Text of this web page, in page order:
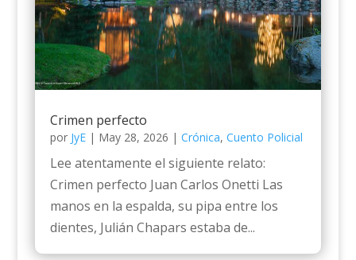
Crimen perfecto
por JyE| May 28, 2026 | Crónica, Cuento Policial
Lee atentamente el siguiente relato:
Crimen perfecto Juan Carlos Onetti Las
manos en la espalda, su pipa entre los
dientes, Julián Chapars estaba de...